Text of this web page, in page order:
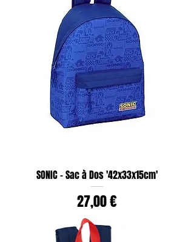
SONIC - Sac à Dos '42x33x15cm'
Prix
27,00 €